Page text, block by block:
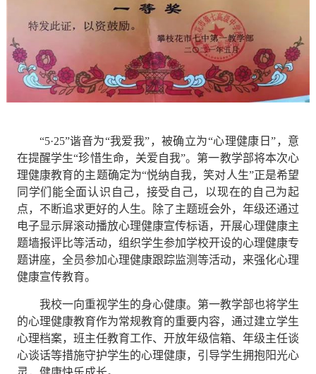
“5·25”谐音为“我爱我”，被确立为“心理健康日”，意
在提醒学生“珍惜生命，关爱自我”。第一教学部将本次心
理健康教育的主题确定为“悦纳自我，笑对人生”正是希望
同学们能全面认识自己，接受自己，以现在的自己为起
点，不断追求更好的人生。除了主题班会外，年级还通过
电子显示屏滚动播放心理健康宣传标语，开展心理健康主
题墙报评比等活动，组织学生参加学校开设的心理健康专
题讲座，全员参加心理健康跟踪监测等活动，来强化心理
健康宣传教育。
我校一向重视学生的身心健康。第一教学部也将学生
的心理健康教育作为常规教育的重要内容，通过建立学生
心理档案，班主任教育工作、开放年级信箱、年级主任谈
心谈话等措施守护学生的心理健康，引导学生拥抱阳光心